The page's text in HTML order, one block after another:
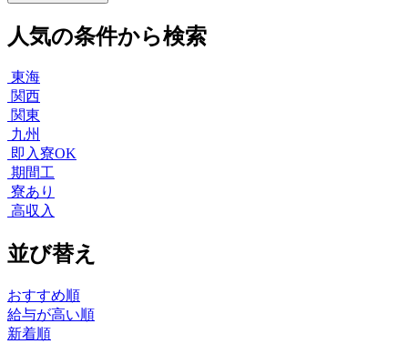
人気の条件から検索
東海
関西
関東
九州
即入寮OK
期間工
寮あり
高収入
並び替え
おすすめ順
給与が高い順
新着順